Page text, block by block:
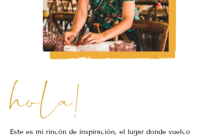
hola!
Este es mi rincón de inspiración, el lugar donde vuelco